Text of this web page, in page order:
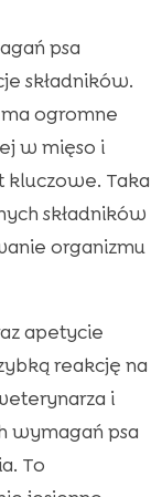
psa
składników.
ogromne
w mięso i
kluczowe. Taka
składników
organizmu
apetycie
reakcję na
i
wymagań psa
To